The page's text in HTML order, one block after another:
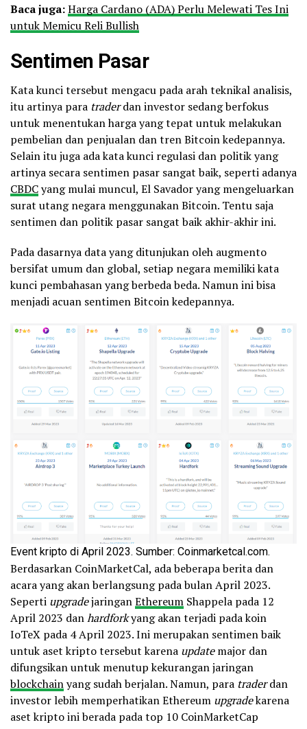
Baca juga:Harga Cardano (ADA) Perlu Melewati Tes Ini
untuk Memicu Reli Bullish
Sentimen Pasar
Kata kunci tersebut mengacu pada arah teknikal analisis,
itu artinya para traderdan investor sedang berfokus
untuk menentukan harga yang tepat untuk melakukan
pembelian dan penjualan dan tren Bitcoin kedepannya.
Selain itu juga ada kata kunci regulasi dan politik yang
artinya secara sentimen pasar sangat baik, seperti adanya
CBDCyang mulai muncul, El Savador yang mengeluarkan
surat utang negara menggunakan Bitcoin. Tentu saja
sentimen dan politik pasar sangat baik akhir-akhir ini.
Pada dasarnya data yang ditunjukan oleh augmento
bersifat umum dan global, setiap negara memiliki kata
kunci pembahasan yang berbeda beda. Namun ini bisa
menjadi acuan sentimen Bitcoin kedepannya.
Event kripto di April 2023. Sumber: Coinmarketcal.com.
Berdasarkan CoinMarketCal, ada beberapa berita dan
acara yang akan berlangsung pada bulan April 2023.
Seperti upgradejaringanEthereum Shappela pada 12
April 2023 danhardforkyang akan terjadi pada koin
IoTeX pada 4 April 2023. Ini merupakan sentimen baik
untuk aset kripto tersebut karena updatemajor dan
difungsikan untuk menutup kekurangan jaringan
blockchainyang sudah berjalan. Namun, para traderdan
investor lebih memperhatikan Ethereum upgradekarena
aset kripto ini berada pada top 10 CoinMarketCap